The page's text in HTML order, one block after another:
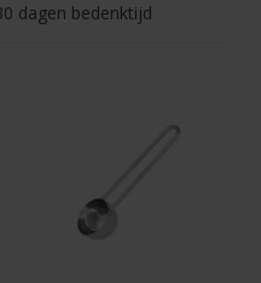
dagen bedenktijd